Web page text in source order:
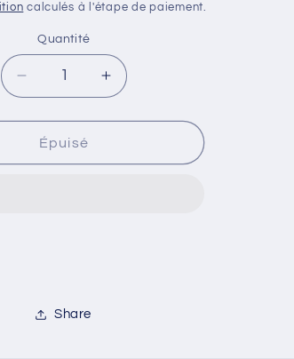
calculés à l'étape de paiement.
Quantité
Quantité
Réduire
la
quantité
DUNDAR
Augmenter
la
quantité
DUNDAR
Épuisé
Share